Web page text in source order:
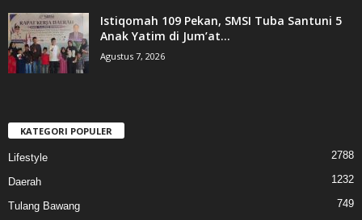
Istiqomah 109 Pekan, SMSI Tuba Santuni 5
Anak Yatim di Jum’at...
Agustus 7, 2026
KATEGORI POPULER
Lifestyle 2788
Daerah 1232
Tulang Bawang 749